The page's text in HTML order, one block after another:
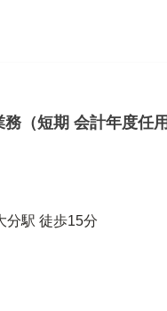
（短期 会計年度任
分駅 徒歩15分